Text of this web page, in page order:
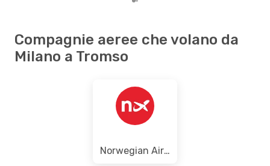
Compagnie aeree che volano da
Milano a Tromso
Norwegian Air Shuttle